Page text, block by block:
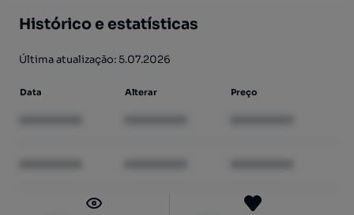
Histórico e estatísticas
Última atualização: 5.07.2026
Data Alterar Preço